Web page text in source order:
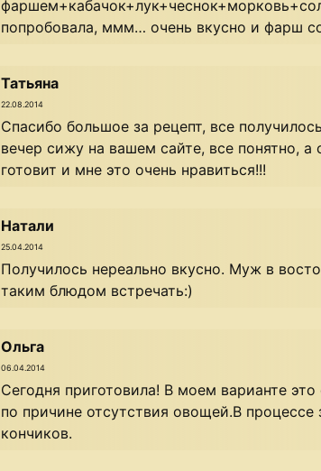
попробовала, ммм… очень вкусно и фарш
Татьяна
22.08.2014
Спасибо большое за рецепт, все
вечер сижу на вашем сайте, все понятно,
готовит и мне это очень нравиться!!!
Натали
25.04.2014
Получилось нереально вкусно. Муж в
таким блюдом встречать:)
Ольга
06.04.2014
Сегодня приготовила! В моем варианте
по причине отсутствия овощей.В
кончиков.